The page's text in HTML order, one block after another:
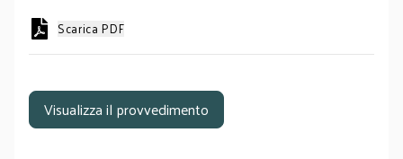
Scarica PDF
Visualizza il provvedimento